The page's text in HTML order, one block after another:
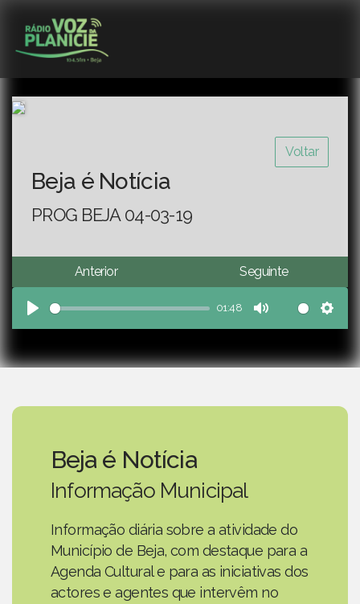
Voltar
Beja é Notícia
PROG BEJA 04-03-19
Anterior Seguinte
Play
01:48
Mute
Beja é Notícia
Informação Municipal
Informação diária sobre a atividade do
Município de Beja, com destaque para a
Agenda Cultural e para as iniciativas dos
actores e agentes que intervêm no